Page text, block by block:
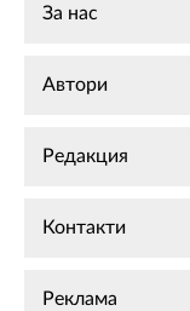
За нас
Автори
Редакция
Контакти
Реклама